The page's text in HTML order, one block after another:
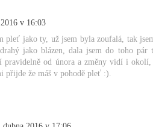
v 16:03
pleť jako ty, už jsem byla zoufalá, tak
jako blázen, dala jsem do toho
pravidelně od února a změny vidí i
přijde že máš v pohodě pleť :).